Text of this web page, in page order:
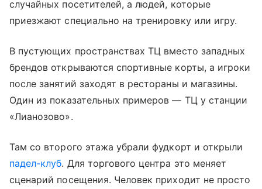
случайных посетителей, а людей, которые
приезжают специально на тренировку или игру.
В пустующих пространствах ТЦ вместо западных
брендов открываются спортивные корты, а игроки
после занятий заходят в рестораны и магазины.
Один из показательных примеров — ТЦ у станции
«Лианозово».
Там со второго этажа убрали фудкорт и открыли
падел-клуб. Для торгового центра это меняет
сценарий посещения. Человек приходит не просто